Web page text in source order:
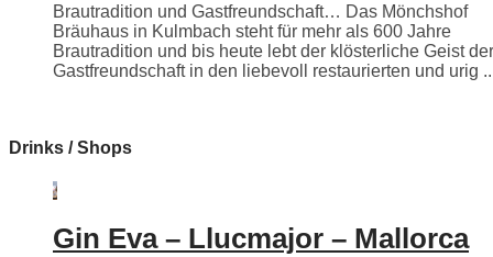
Brautradition und Gastfreundschaft… Das Mönchshof
Bräuhaus in Kulmbach steht für mehr als 600 Jahre
Brautradition und bis heute lebt der klösterliche Geist der
Gastfreundschaft in den liebevoll restaurierten und urig
Drinks / Shops
Gin Eva – Llucmajor – Mallorca